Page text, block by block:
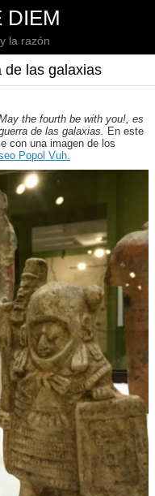
DIEM
la razón
de las galaxias
the fourth be with you!, es
de las galaxias. En este
con una imagen de los
Popol Vuh.